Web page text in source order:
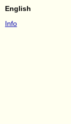
English
Info